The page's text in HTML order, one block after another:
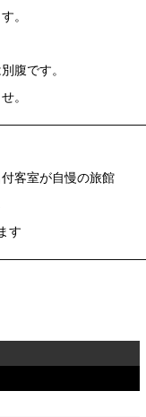
。
腹です。
。
客室が自慢の旅館
す